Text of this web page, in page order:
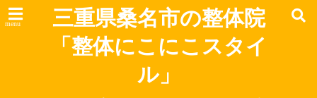
menu
三重県桑名市の整体院
「整体にこにこスタイ
ル」